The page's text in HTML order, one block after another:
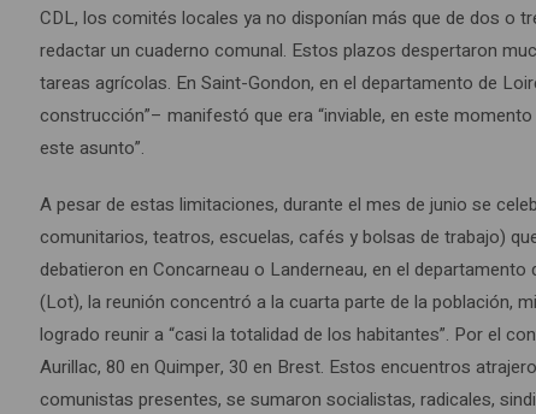
CDL, los comités locales ya no disponían más que de dos o
redactar un cuaderno comunal. Estos plazos despertaron
tareas agrícolas. En Saint-Gondon, en el departamento de
construcción”– manifestó que era “inviable, en este
este asunto”.
A pesar de estas limitaciones, durante el mes de junio se
comunitarios, teatros, escuelas, cafés y bolsas de trabajo)
debatieron en Concarneau o Landerneau, en el
(Lot), la reunión concentró a la cuarta parte de la población,
logrado reunir a “casi la totalidad de los habitantes”. Por el
Aurillac, 80 en Quimper, 30 en Brest. Estos encuentros
comunistas presentes, se sumaron socialistas, radicales,